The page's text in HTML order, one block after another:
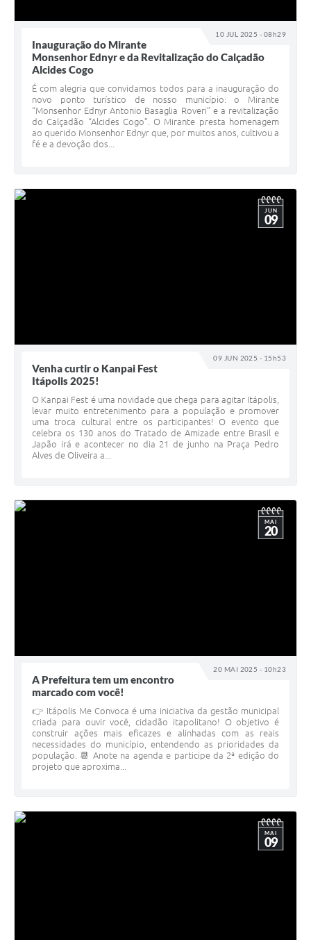
10 JUL 2025 - 08h29
Inauguração do Mirante
Monsenhor Ednyr e da Revitalização do Calçadão
Alcides Cogo
É com alegria que convidamos todos para a inauguração do
novo ponto turístico de nosso município: o Mirante
“Monsenhor Ednyr Antonio Basaglia Roveri” e a revitalização
do Calçadão “Alcides Cogo”. O Mirante presta homenagem
ao querido Monsenhor Ednyr que, por muitos anos, cultivou a
fé e a devoção dos...
09 JUN 2025 - 15h53
JUN
09
Venha curtir o Kanpai Fest
Itápolis 2025!
O Kanpai Fest é uma novidade que chega para agitar Itápolis,
levar muito entretenimento para a população e promover
uma troca cultural entre os participantes! O evento que
celebra os 130 anos do Tratado de Amizade entre Brasil e
Japão irá e acontecer no dia 21 de junho na Praça Pedro
Alves de Oliveira a...
20 MAI 2025 - 10h23
MAI
20
A Prefeitura tem um encontro
marcado com você!
👉 Itápolis Me Convoca é uma iniciativa da gestão municipal
criada para ouvir você, cidadão itapolitano! O objetivo é
construir ações mais eficazes e alinhadas com as reais
necessidades do município, entendendo as prioridades da
população. 📆 Anote na agenda e participe da 2ª edição do
projeto que aproxima...
MAI
09